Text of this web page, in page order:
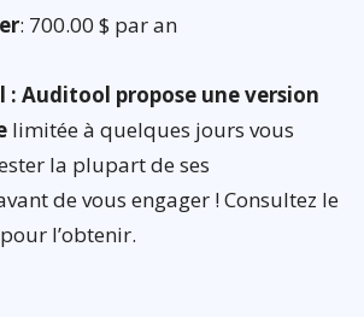
: 700.00 $ par an
: Auditool propose une version
limitée à quelques jours vous
la plupart de ses
de vous engager ! Consultez le
pour l’obtenir.